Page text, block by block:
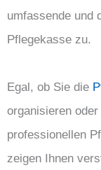
umfassende und
Pflegekasse zu.
Egal, ob Sie die
organisieren
professionellen
zeigen Ihnen